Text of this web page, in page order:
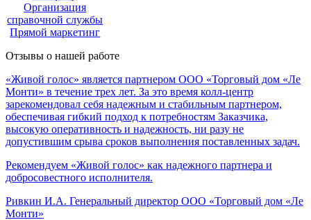
Организация
справочной службы
Прямой маркетинг
Отзывы о нашей работе
«Живой голос» является партнером ООО «Торговый дом «Ле
Монти» в течение трех лет. За это время колл-центр
зарекомендовал себя надежным и стабильным партнером,
обеспечивая гибкий подход к потребностям Заказчика,
высокую оперативность и надежность, ни разу не
допустившим срыва сроков выполнения поставленных задач.
Рекомендуем «Живой голос» как надежного партнера и
добросовестного исполнителя.
Ривкин И.А. Генеральный директор ООО «Торговый дом «Ле
Монти»